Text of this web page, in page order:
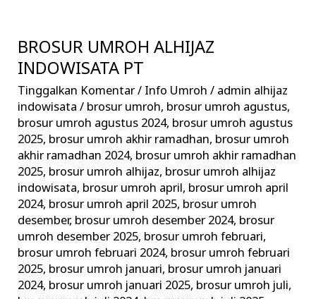
BROSUR UMROH ALHIJAZ
INDOWISATA PT
Tinggalkan Komentar/ Info Umroh / admin alhijaz
indowisata/ brosur umroh, brosur umroh agustus,
brosur umroh agustus 2024, brosur umroh agustus
2025, brosur umroh akhir ramadhan, brosur umroh
akhir ramadhan 2024, brosur umroh akhir ramadhan
2025, brosur umroh alhijaz, brosur umroh alhijaz
indowisata, brosur umroh april, brosur umroh april
2024, brosur umroh april 2025, brosur umroh
desember, brosur umroh desember 2024, brosur
umroh desember 2025, brosur umroh februari,
brosur umroh februari 2024, brosur umroh februari
2025, brosur umroh januari, brosur umroh januari
2024, brosur umroh januari 2025, brosur umroh juli,
BROSUR
UMROH
ALHIJAZ
INDOWISATA
PT